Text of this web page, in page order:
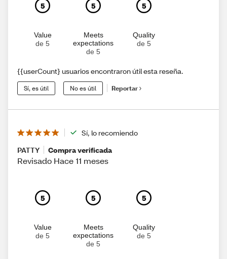
5
Value
de 5
5
Meets
expectations
de 5
5
Quality
de 5
{{userCount} usuarios encontraron útil esta reseña.
Sí, es útil No es útil Reportar
Sí, lo recomiendo
PATTY
Compra verificada
Revisado Hace 11 meses
5
Value
de 5
5
Meets
expectations
de 5
5
Quality
de 5